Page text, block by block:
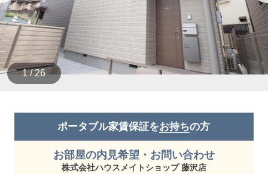
1 / 26
ポータブル家賃保証をお持ちの方
お部屋の内見希望・お問い合わせ
株式会社ハウスメイトショップ 藤沢店